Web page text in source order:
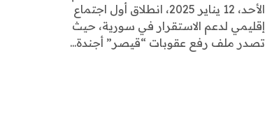
الأحد، 12 يناير 2025، انطلاق أول اجتماع
إقليمي لدعم الاستقرار في سورية، حيث
تصدر ملف رفع عقوبات “قيصر” أجندة...